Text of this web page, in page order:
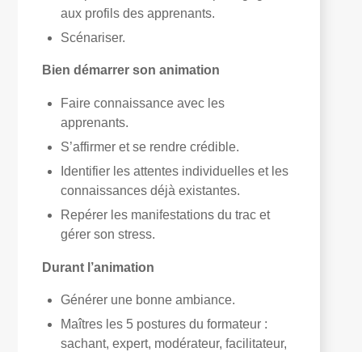
aux profils des apprenants.
Scénariser.
Bien démarrer son animation
Faire connaissance avec les
apprenants.
S’affirmer et se rendre crédible.
Identifier les attentes individuelles et les
connaissances déjà existantes.
Repérer les manifestations du trac et
gérer son stress.
Durant l’animation
Générer une bonne ambiance.
Maîtres les 5 postures du formateur :
sachant, expert, modérateur, facilitateur,